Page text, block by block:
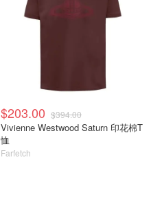
$203.00 $394.00
Vivienne Westwood Saturn 印花棉T
恤
Farfetch